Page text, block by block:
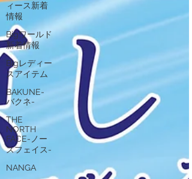
ィース新着
情報
Bigワールド
新着情報
Bigレディー
スアイテム
BAKUNE-
バクネ-
THE
NORTH
FACE-ノー
スフェイス-
NANGA